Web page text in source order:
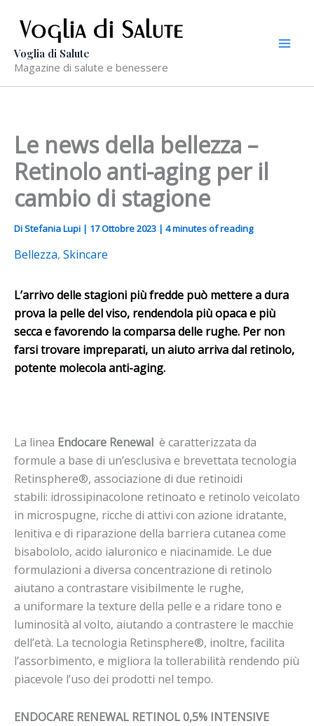
contenuto
Voglia di Salute
Magazine di salute e benessere
Le news della bellezza –
Retinolo anti-aging per il
cambio di stagione
DiStefania Lupi | 17 Ottobre 2023 | 4 minutes of reading
Bellezza, Skincare
L’arrivo delle stagioni più fredde può mettere a dura
prova la pelle del viso, rendendola più opaca e più
secca e favorendo la comparsa delle rughe. Per non
farsi trovare impreparati, un aiuto arriva dal retinolo,
potente molecola anti-aging.
La linea Endocare Renewal è caratterizzata da
formule a base di un’esclusiva e brevettata tecnologia
Retinsphere®, associazione di due retinoidi
stabili: idrossipinacolone retinoato e retinolo veicolato
in microspugne, ricche di attivi con azione idratante,
lenitiva e di riparazione della barriera cutanea come
bisabololo, acido ialuronico e niacinamide. Le due
formulazioni a diversa concentrazione di retinolo
aiutano a contrastare visibilmente le rughe,
a uniformare la texture della pelle e a ridare tono e
luminosità al volto, aiutando a contrastere le macchie
dell’età. La tecnologia Retinsphere®, inoltre, facilita
l’assorbimento, e migliora la tollerabilità rendendo più
piacevole l’uso dei prodotti nel tempo.
ENDOCARE RENEWAL RETINOL 0,5% INTENSIVE